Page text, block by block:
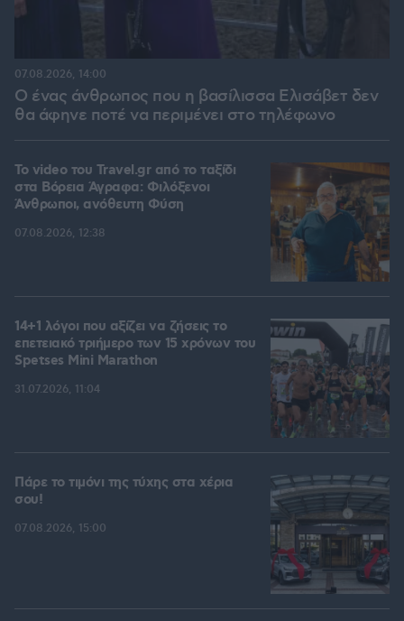
Ο ένας άνθρωπος που η βασίλισσα Ελισάβετ δεν
θα άφηνε ποτέ να περιμένει στο τηλέφωνο
07.08.2026, 14:00
To video του Travel.gr από το ταξίδι
στα Βόρεια Άγραφα: Φιλόξενοι
Άνθρωποι, ανόθευτη Φύση
07.08.2026, 12:38
14+1 λόγοι που αξίζει να ζήσεις το
επετειακό τριήμερο των 15 χρόνων του
Spetses Mini Marathon
31.07.2026, 11:04
Πάρε το τιμόνι της τύχης στα χέρια
σου!
07.08.2026, 15:00